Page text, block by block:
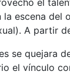
el
escena
A partir
se quejara
el vínculo